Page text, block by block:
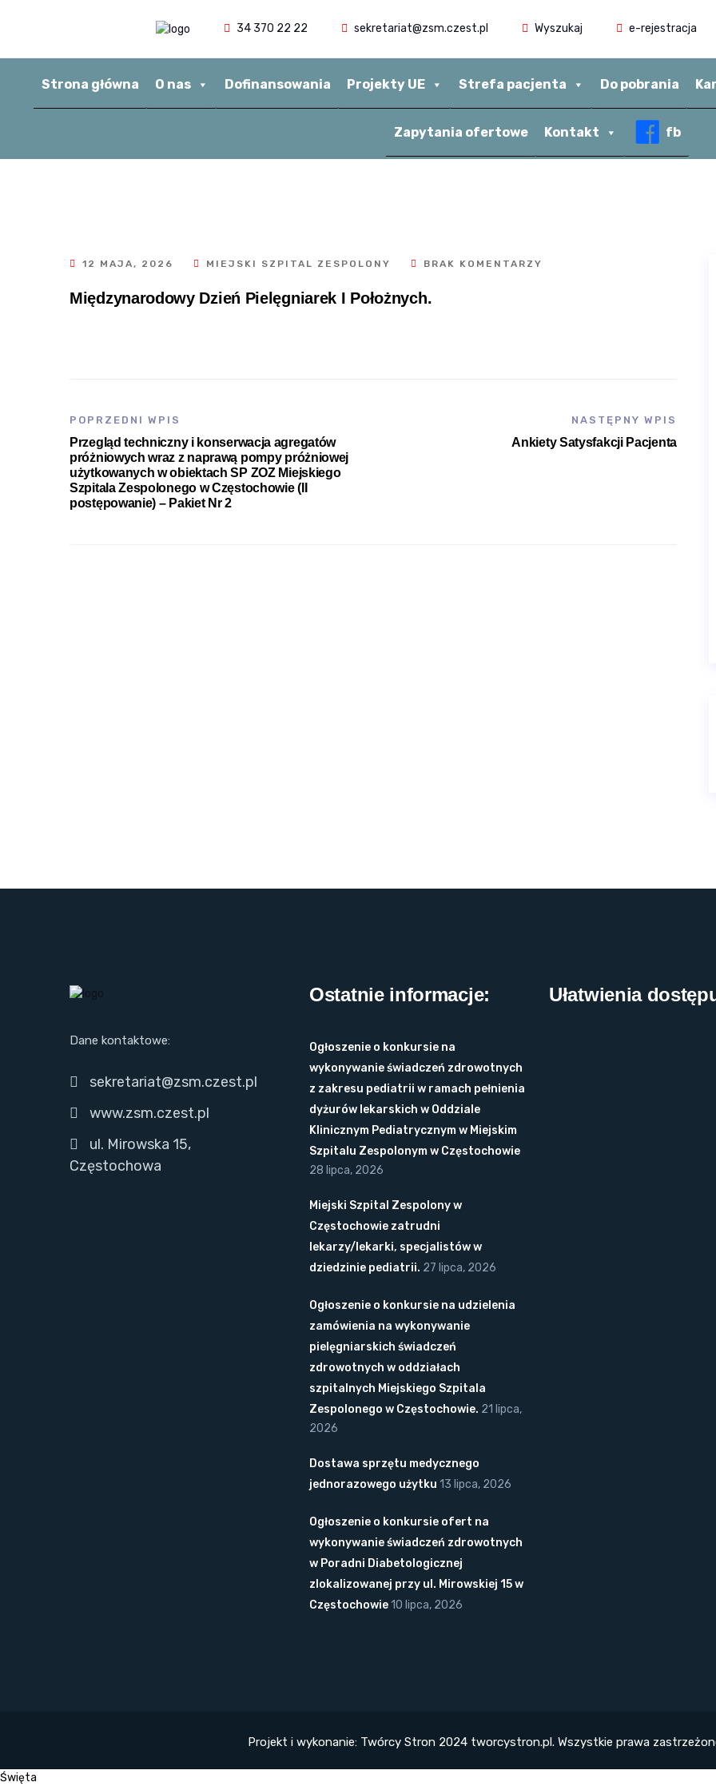
34 370 22 22 sekretariat@zsm.czest.pl Wyszukaj e-rejestracja
Strona główna O nas Dofinansowania Projekty UE Strefa pacjenta Do pobrania
Zapytania ofertowe Kontakt fb
12 MAJA, 2026 MIEJSKI SZPITAL ZESPOLONY BRAK KOMENTARZY
Międzynarodowy Dzień Pielęgniarek I Położnych.
POPRZEDNI WPIS
Przegląd techniczny i konserwacja agregatów
próżniowych wraz z naprawą pompy próżniowej
użytkowanych w obiektach SP ZOZ Miejskiego
Szpitala Zespolonego w Częstochowie (II
postępowanie) – Pakiet Nr 2
NASTĘPNY WPIS
Ankiety Satysfakcji Pacjenta
Dane kontaktowe:
sekretariat@zsm.czest.pl
www.zsm.czest.pl
ul. Mirowska 15,
Częstochowa
Ostatnie informacje:
Ogłoszenie o konkursie na
wykonywanie świadczeń zdrowotnych
z zakresu pediatrii w ramach pełnienia
dyżurów lekarskich w Oddziale
Klinicznym Pediatrycznym w Miejskim
Szpitalu Zespolonym w Częstochowie
28 lipca, 2026
Miejski Szpital Zespolony w
Częstochowie zatrudni
lekarzy/lekarki, specjalistów w
dziedzinie pediatrii. 27 lipca, 2026
Ogłoszenie o konkursie na udzielenia
zamówienia na wykonywanie
pielęgniarskich świadczeń
zdrowotnych w oddziałach
szpitalnych Miejskiego Szpitala
Zespolonego w Częstochowie. 21 lipca,
2026
Dostawa sprzętu medycznego
jednorazowego użytku 13 lipca, 2026
Ogłoszenie o konkursie ofert na
wykonywanie świadczeń zdrowotnych
w Poradni Diabetologicznej
zlokalizowanej przy ul. Mirowskiej 15 w
Częstochowie10 lipca, 2026
Ułatwienia
Projekt i wykonanie: Twórcy Stron 2024 tworcystron.pl.Wszystkie prawa
Święta